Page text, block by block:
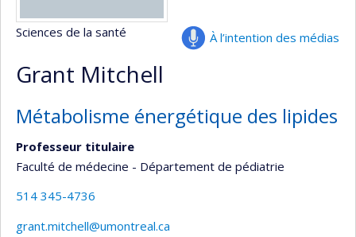
À l’intention des médias
Sciences de la santé
Grant Mitchell
Métabolisme énergétique des lipides
Professeur titulaire
Faculté de médecine - Département de pédiatrie
514 345-4736
grant.mitchell@umontreal.ca